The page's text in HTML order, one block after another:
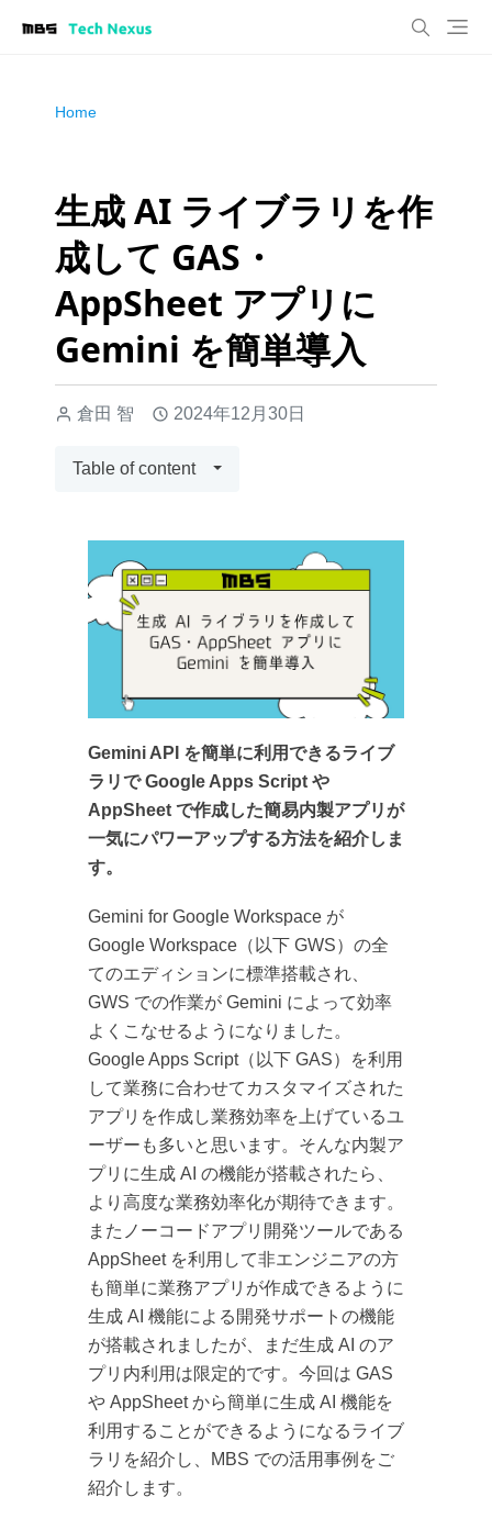
Home
生成 AI ライブラリを作
成して GAS・
AppSheet アプリに
Gemini を簡単導入
倉田 智 2024年12月30日
Table of content
Gemini API を簡単に利用できるライブ
ラリで Google Apps Script や
AppSheet で作成した簡易内製アプリが
一気にパワーアップする方法を紹介しま
す。
Gemini for Google Workspace が
Google Workspace（以下 GWS）の全
てのエディションに標準搭載され、
GWS での作業が Gemini によって効率
よくこなせるようになりました。
Google Apps Script（以下 GAS）を利用
して業務に合わせてカスタマイズされた
アプリを作成し業務効率を上げているユ
ーザーも多いと思います。そんな内製ア
プリに生成 AI の機能が搭載されたら、
より高度な業務効率化が期待できます。
またノーコードアプリ開発ツールである
AppSheet を利用して非エンジニアの方
も簡単に業務アプリが作成できるように
生成 AI 機能による開発サポートの機能
が搭載されましたが、まだ生成 AI のア
プリ内利用は限定的です。今回は GAS
や AppSheet から簡単に生成 AI 機能を
利用することができるようになるライブ
ラリを紹介し、MBS での活用事例をご
紹介します。